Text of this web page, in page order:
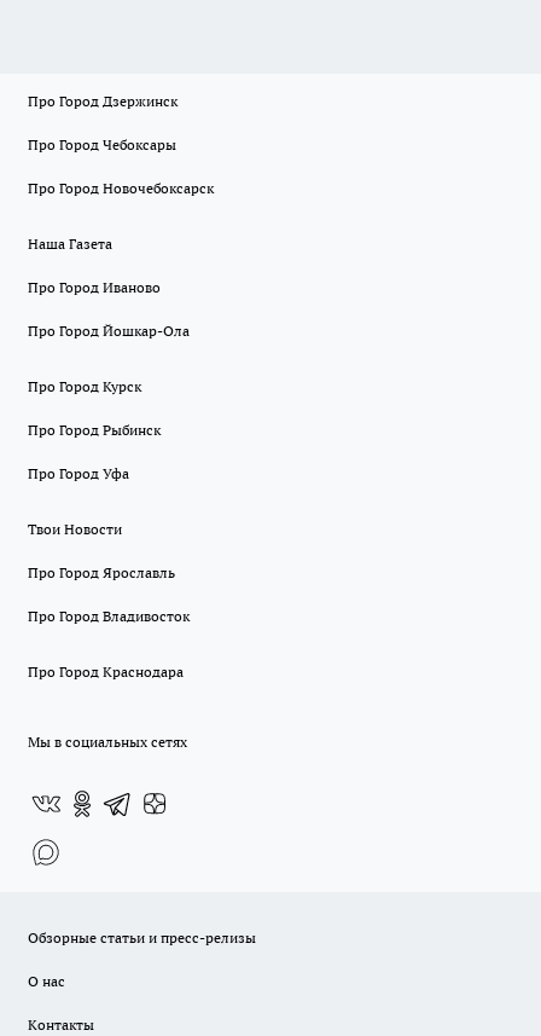
Про Город Дзержинск
Про Город Чебоксары
Про Город Новочебоксарск
Наша Газета
Про Город Иваново
Про Город Йошкар-Ола
Про Город Курск
Про Город Рыбинск
Про Город Уфа
Твои Новости
Про Город Ярославль
Про Город Владивосток
Про Город Краснодара
Мы в социальных сетях
Обзорные статьи и пресс-релизы
О нас
Контакты